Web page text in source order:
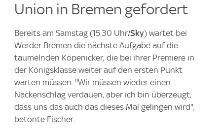
Union in Bremen gefordert
Bereits am Samstag (15.30 Uhr/Sky) wartet bei
Werder Bremen die nächste Aufgabe auf die
taumelnden Köpenicker, die bei ihrer Premiere in
der Königsklasse weiter auf den ersten Punkt
warten müssen. "Wir müssen wieder einen
Nackenschlag verdauen, aber ich bin überzeugt,
dass uns das auch das dieses Mal gelingen wird",
betonte Fischer.